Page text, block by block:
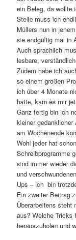
ein Beleg, da wollte
Stelle muss ich
Müllers nun in
sie endgültig mal in
Auch sprachlich
lesbare,
Zudem habe ich
so einem großen
ich über 4 Monate
hatte, kam es mir
Ganz fertig bin ich
kleiner
am Wochenende
Wohl jeder hat
Schreibprogramme
sind immer wieder
und
Ups – ich bin
Ein zweiter Beitrag
Überarbeitens steht
aus? Welche Tricks
herauszuholen und